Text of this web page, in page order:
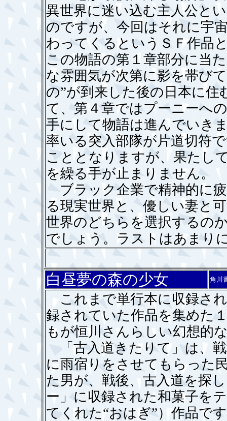
異世界に迷い込む主人公と
のですが、今回はそれに宇
わってくるというＳＦ作品
この物語の第１章部分に当
な雰囲気が次第に影を帯び
の”が到来した後の日本に住
て、第４章ではプーニーへ
手にして物語は進んでいき
率いる突入部隊が片道切符
こととなりますが、果たし
を繰る手が止まりません。
ブラック企業で精神的に
る現実世界と、優しい妻と
世界のどちらを選択するの
でしょう。ラストはあまり
白昼夢の森の少女 角川
これまで単行本に収録さ
録されていた作品を集めた
もが恒川さんらしい幻想的
「古入道きたりて」は、
に雨宿りをさせてもらった
た男が、戦後、古入道を探
ー」に収録された和菓子を
てくれた“おはぎ”）作品で